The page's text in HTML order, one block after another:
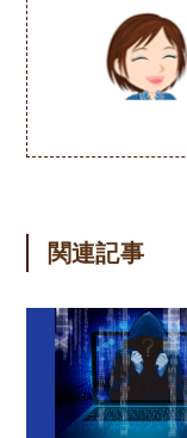
関連記事